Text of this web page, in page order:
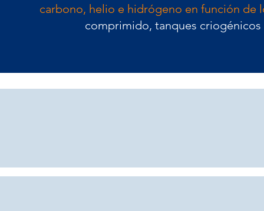
carbono, helio e hidrógeno en función de
comprimido, tanques